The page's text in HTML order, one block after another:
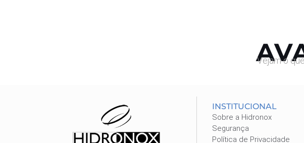
Vejam o
INSTITUCIONAL
Sobre a Hidronox
Segurança
Política de Privacidade